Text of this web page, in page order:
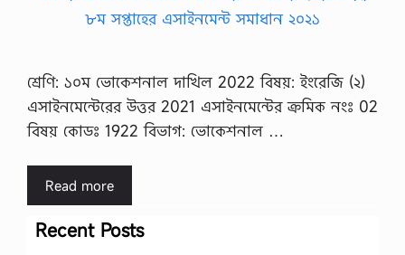
শ্রেণি: ১০ম ভোকেশনাল দাখিল 2022 বিষয়: ইংরেজি (২)
এসাইনমেন্টেরের উত্তর 2021 এসাইনমেন্টের ক্রমিক নংঃ 02
বিষয় কোডঃ 1922 বিভাগ: ভোকেশনাল …
Read more
Recent Posts